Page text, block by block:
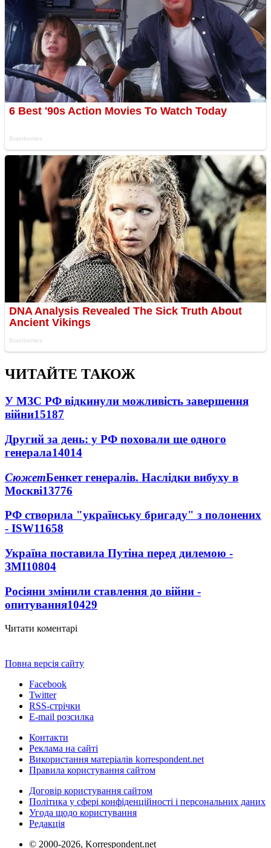
ЧИТАЙТЕ ТАКОЖ
У МЗС РФ відкинули можливість завершення
війни15187
Другий за день: у РФ поховали ще одного
генерала14014
СюжетБенкет генералів. Наслідки вибуху в
Москві13776
РФ створила "українську бригаду" з полонених
- ISW11658
Україна поставила Путіна перед дилемою -
ЗМІ10804
Росіяни змінили ставлення до війни -
опитування10429
Читати коментарі
Повна версія сайту
Facebook
Twitter
RSS-стрічки
E-mail розсилка
Контакти
Реклама на сайті
Використання матеріалів korrespondent.net
Правила користування сайтом
Договір користування сайтом
Політика у сфері конфіденційності і персональних даних
Угода щодо користування
Редакція
© 2000-2026, Korrespondent.net